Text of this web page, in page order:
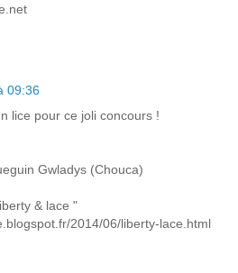
09:36
lice pour ce joli concours !
Gwladys (Chouca)
& lace "
2014/06/liberty-lace.html